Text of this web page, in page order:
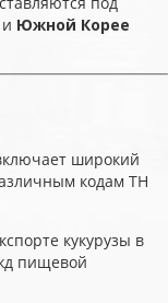
и Южной Корее
широкий
кодам ТН
кукурузы в
пищевой